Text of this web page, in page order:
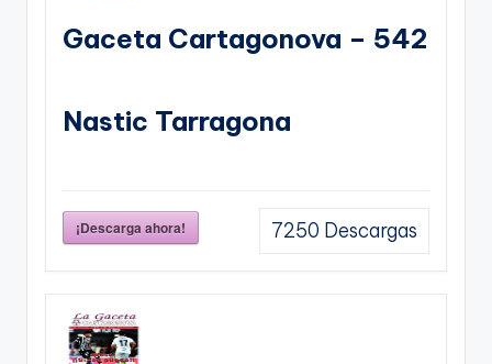
Gaceta Cartagonova – 542
Nastic Tarragona
¡Descarga ahora! 7250 Descargas